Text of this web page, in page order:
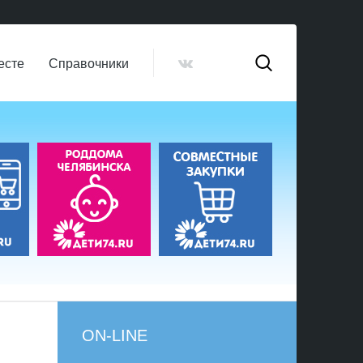
Справочники
ON-LINE